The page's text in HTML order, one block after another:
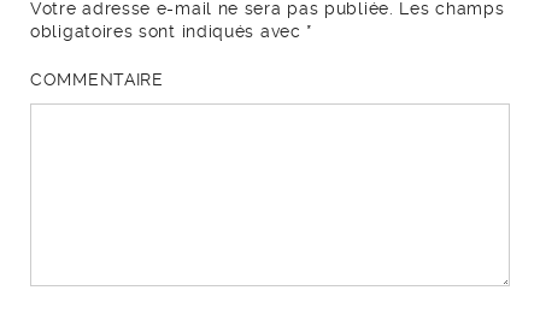
Votre adresse e-mail ne sera pas publiée.
Les champs
obligatoires sont indiqués avec *
COMMENTAIRE